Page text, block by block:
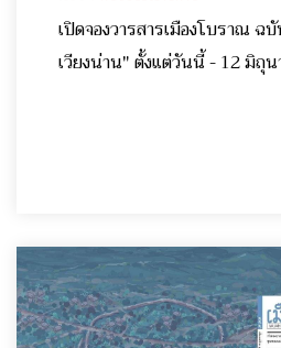
เปิดจองวารสารเมืองโบราณ ฉ
เวียงน่าน" ตั้งแต่วันนี้ - 12 มิถุ